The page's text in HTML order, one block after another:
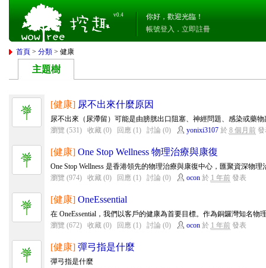
v0.4
你好，歡迎光臨！
帳號登入 ． 立即註冊
首頁 >分類 > 健康
主題樹
[健康] 尿不出來什麼原因
尿不出來（尿滯留）可能是由膀胱出口阻塞、神經問題、感染或藥
瀏覽 (531)
收藏 (0) 回應 (1) 討論 (0) yonixi3107於 8 個月前發
[健康] One Stop Wellness 物理治療與康復
One Stop Wellness 是香港領先的物理治療與康復中心，匯聚資深物
瀏覽 (974)
收藏 (0) 回應 (1) 討論 (0) ocon於 1 年前發表
[健康] OneEssential
在 OneEssential，我們以客戶的健康為首要目標。作為銅鑼灣知名物
瀏覽 (672)
收藏 (0) 回應 (1) 討論 (0) ocon於 1 年前發表
[健康] 彈弓指是什麼
彈弓指是什麼